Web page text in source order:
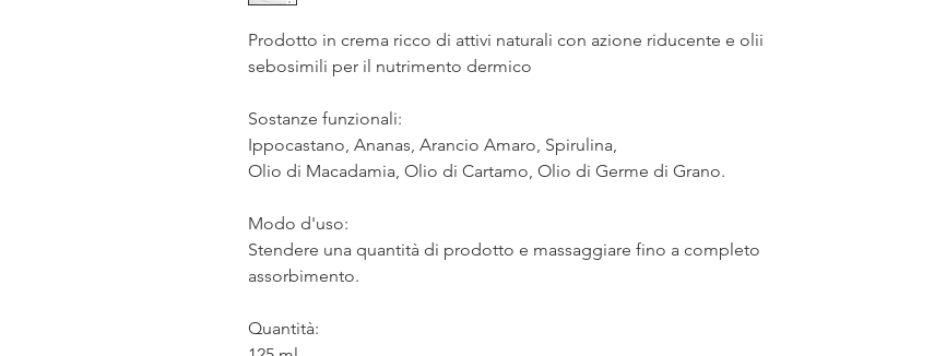
Prodotto in crema ricco di attivi naturali con azione riducente e olii
sebosimili per il nutrimento dermico
Sostanze funzionali:
Ippocastano, Ananas, Arancio Amaro, Spirulina,
Olio di Macadamia, Olio di Cartamo, Olio di Germe di Grano.
Modo d'uso:
Stendere una quantità di prodotto e massaggiare fino a completo
assorbimento.
Quantità: